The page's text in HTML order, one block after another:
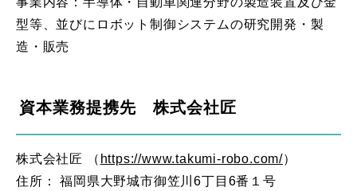
型等、並びにロボット制御システムの研究開発・製
造・販売
資本業務提携先 株式会社匠
株式会社匠 （ https://www.takumi-robo.com/）
住所： 福岡県大野城市御笠川6丁目6番１号